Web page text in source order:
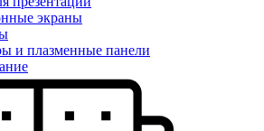
экраны
и плазменные панели